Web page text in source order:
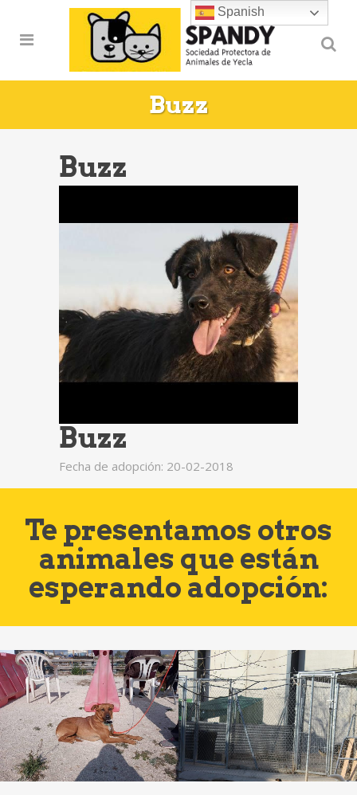
Buzz
Buzz
Buzz
Fecha de adopción: 20-02-2018
Te presentamos otros
animales que están
esperando adopción:
Spanish